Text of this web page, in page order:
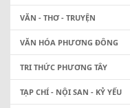
VĂN - THƠ - TRUYỆN
VĂN HÓA PHƯƠNG ĐÔNG
TRI THỨC PHƯƠNG TÂY
TẠP CHÍ - NỘI SAN - KỶ YẾU